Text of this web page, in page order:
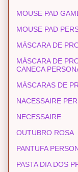
MOUSE PAD
MOUSE PAD
MÁSCARA DE
MÁSCARA DE
CANECA
MÁSCARAS DE
NACESSAIRE
NECESSAIRE
OUTUBRO ROSA
PANTUFA
PASTA DIA DOS